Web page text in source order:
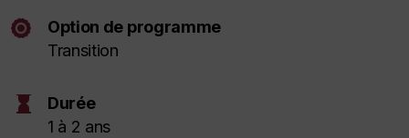
Option de programme
Transition
hourglass
Durée
1 à 2 ans